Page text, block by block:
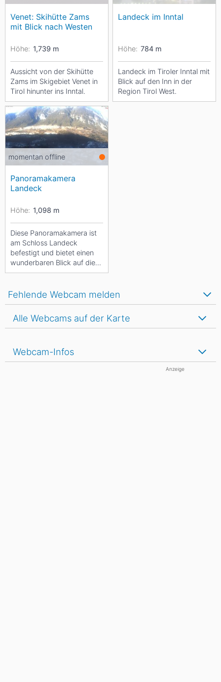
Venet: Skihütte Zams
mit Blick nach Westen
Höhe: 1,739 m
Aussicht von der Skihütte
Zams im Skigebiet Venet in
Tirol hinunter ins Inntal.
Landeck im Inntal
Höhe: 784 m
Landeck im Tiroler Inntal mit
Blick auf den Inn in der
Region Tirol West.
momentan offline
Panoramakamera
Landeck
Höhe: 1,098 m
Diese Panoramakamera ist
am Schloss Landeck
befestigt und bietet einen
wunderbaren Blick auf die
Tiroler Stadt am Inn und den
Fehlende Webcam melden
Alle Webcams auf der Karte
Webcam-Infos
Anzeige